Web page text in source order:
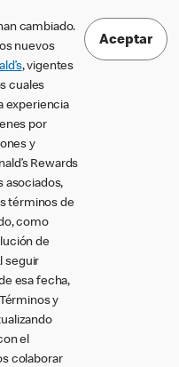
cambiado.
nuevos
, vigentes
cuales
experiencia
por
y
Rewards
asociados,
términos de
como
de
seguir
esa fecha,
y
el
colaborar
Aceptar